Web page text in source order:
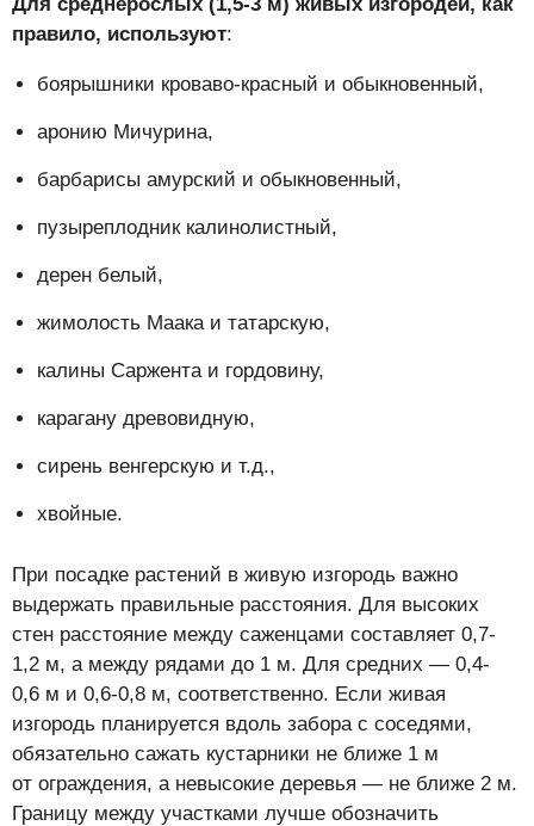
правило, используют:
боярышники кроваво-красный и обыкновенный,
аронию Мичурина,
барбарисы амурский и обыкновенный,
пузыреплодник калинолистный,
дерен белый,
жимолость Маака и татарскую,
калины Саржента и гордовину,
карагану древовидную,
сирень венгерскую и т.д.,
хвойные.
При посадке растений в живую изгородь важно
выдержать правильные расстояния. Для высоких
стен расстояние между саженцами составляет 0,7-
1,2 м, а между рядами до 1 м. Для средних — 0,4-
0,6 м и 0,6-0,8 м, соответственно. Если живая
изгородь планируется вдоль забора с соседями,
обязательно сажать кустарники не ближе 1 м
от ограждения, а невысокие деревья — не ближе 2 м.
Границу между участками лучше обозначить